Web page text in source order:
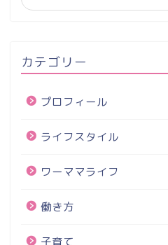
カテゴリー
プロフィール
ライフスタイル
ワーママライフ
働き方
子育て